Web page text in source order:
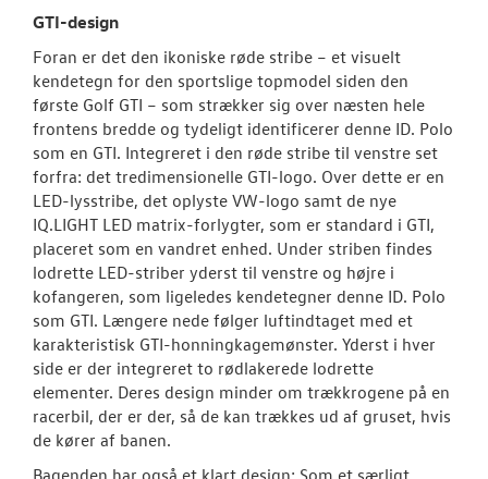
GTI-design
Foran er det den ikoniske røde stribe – et visuelt
kendetegn for den sportslige topmodel siden den
første Golf GTI – som strækker sig over næsten hele
frontens bredde og tydeligt identificerer denne ID. Polo
som en GTI. Integreret i den røde stribe til venstre set
forfra: det tredimensionelle GTI-logo. Over dette er en
LED-lysstribe, det oplyste VW-logo samt de nye
IQ.LIGHT LED matrix-forlygter, som er standard i GTI,
placeret som en vandret enhed. Under striben findes
lodrette LED-striber yderst til venstre og højre i
kofangeren, som ligeledes kendetegner denne ID. Polo
som GTI. Længere nede følger luftindtaget med et
karakteristisk GTI-honningkagemønster. Yderst i hver
side er der integreret to rødlakerede lodrette
elementer. Deres design minder om trækkrogene på en
racerbil, der er der, så de kan trækkes ud af gruset, hvis
de kører af banen.